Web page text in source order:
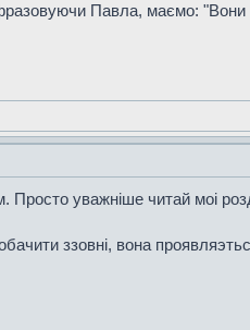
Павла, маємо: "Вони
Просто уважнiше читай моi
ззовнi, вона